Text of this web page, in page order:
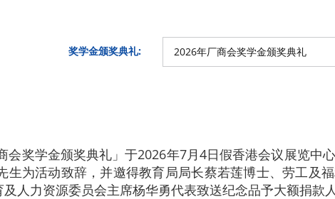
奖学金颁奖典礼: 2026年厂商会奖学金颁奖典礼
会奖学金颁奖典礼」于2026年7月4日假香港会议展览中
为活动致辞，并邀得教育局局长蔡若莲博士、劳工及
人力资源委员会主席杨华勇代表致送纪念品予大额捐款人